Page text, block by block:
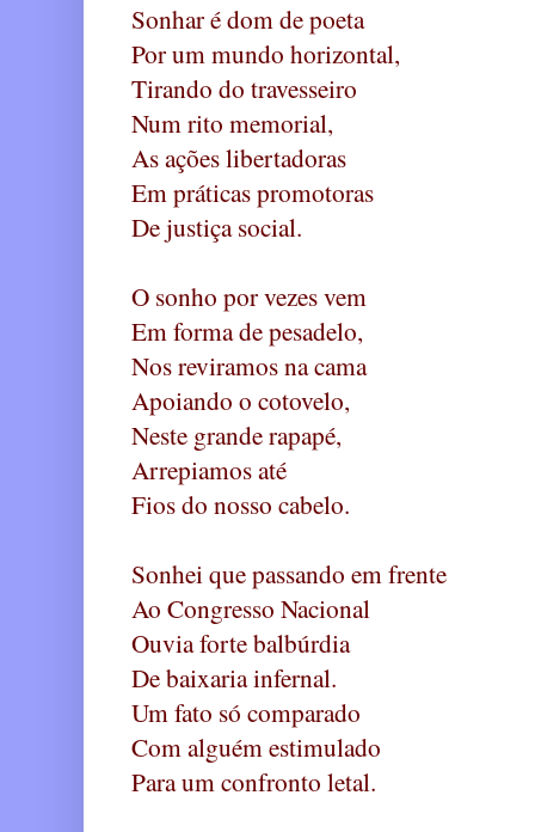
Sonhar é dom de poeta
Por um mundo horizontal,
Tirando do travesseiro
Num rito memorial,
As ações libertadoras
Em práticas promotoras
De justiça social.
O sonho por vezes vem
Em forma de pesadelo,
Nos reviramos na cama
Apoiando o cotovelo,
Neste grande rapapé,
Arrepiamos até
Fios do nosso cabelo.
Sonhei que passando em frente
Ao Congresso Nacional
Ouvia forte balbúrdia
De baixaria infernal.
Um fato só comparado
Com alguém estimulado
Para um confronto letal.